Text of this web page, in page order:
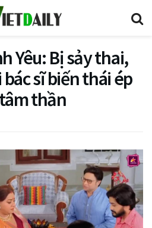
Yêu: Bị sảy thai,
sĩ biến thái ép
thần